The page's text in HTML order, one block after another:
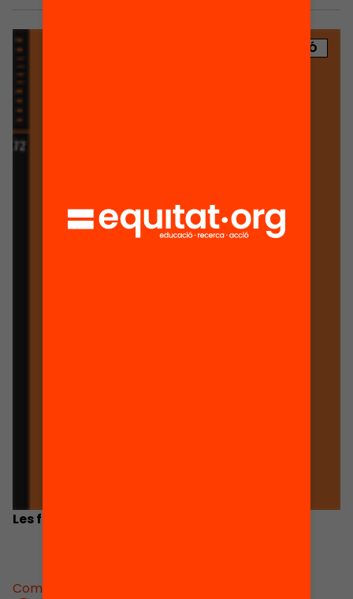
Comparteix:
PUBLICACIÓ
Les famílies davant l’elecció escolar